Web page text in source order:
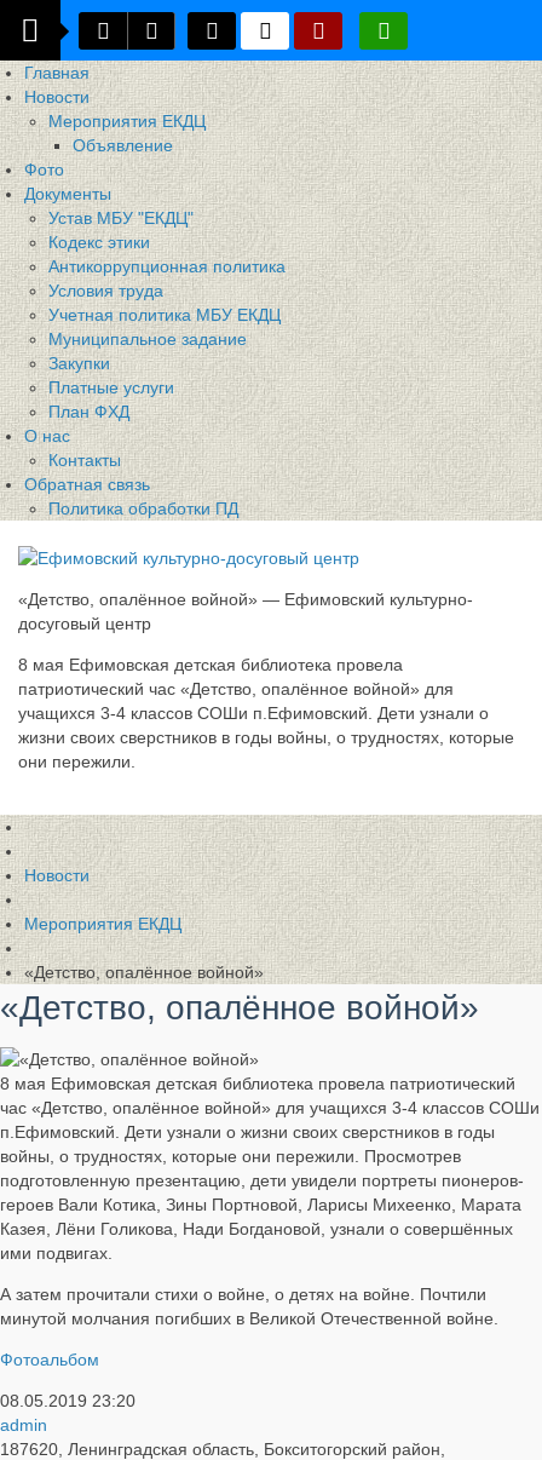
Главная
Новости
Мероприятия ЕКДЦ
Объявление
Фото
Документы
Устав МБУ "ЕКДЦ"
Кодекс этики
Антикоррупционная политика
Условия труда
Учетная политика МБУ ЕКДЦ
Муниципальное задание
Закупки
Платные услуги
План ФХД
О нас
Контакты
Обратная связь
Политика обработки ПД
«Детство, опалённое войной» — Ефимовский культурно-
досуговый центр
8 мая Ефимовская детская библиотека провела
патриотический час «Детство, опалённое войной» для
учащихся 3-4 классов СОШи п.Ефимовский. Дети узнали о
жизни своих сверстников в годы войны, о трудностях, которые
они пережили.
Новости
Мероприятия ЕКДЦ
«Детство, опалённое войной»
«Детство, опалённое войной»
8 мая Ефимовская детская библиотека провела патриотический
час «Детство, опалённое войной» для учащихся 3-4 классов СОШи
п.Ефимовский. Дети узнали о жизни своих сверстников в годы
войны, о трудностях, которые они пережили. Просмотрев
подготовленную презентацию, дети увидели портреты пионеров-
героев Вали Котика, Зины Портновой, Ларисы Михеенко, Марата
Казея, Лёни Голикова, Нади Богдановой, узнали о совершённых
ими подвигах.
А затем прочитали стихи о войне, о детях на войне. Почтили
минутой молчания погибших в Великой Отечественной войне.
Фотоальбом
08.05.2019 23:20
admin
187620, Ленинградская область, Бокситогорский район,